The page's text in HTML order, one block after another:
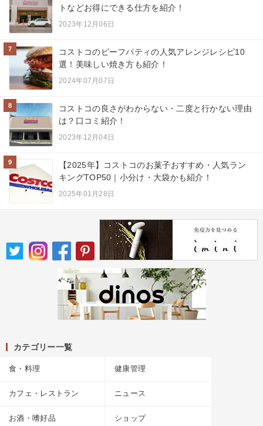
トなどお得にできる仕方を紹介！
2023年12月06日
7
コストコのビーフパティの人気アレンジレシピ10
選！美味しい焼き方も紹介！
2024年07月07日
8
コストコの良さがわからない・二度と行かない理由
は？口コミ紹介！
2023年12月04日
9
【2025年】コストコのお菓子おすすめ・人気ラン
キングTOP50｜小分け・大袋かも紹介！
2025年01月28日
カテゴリー一覧
食・料理 健康管理
カフェ・レストラン ニュース
お酒・嗜好品 ショップ